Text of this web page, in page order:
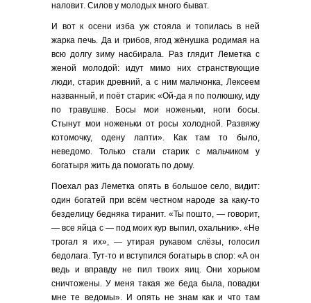
наловит. Силов у молодых много быват.
И вот к осени изба уж стояла и топилась в ней
жарка печь. Да и грибов, ягод жёнушка родимая на
всю долгу зиму насбирала. Раз глядит Леметка с
женой молодой: идут мимо них странствующие
люди, старик древний, а с ним мальчонка, Лексеем
названный, и поёт старик: «Ой-да я по полюшку, иду
по травушке. Босы мои ноженьки, ноги босы.
Стынут мои ноженьки от росы холодной. Развяжу
котомочку, одену лапти». Как там то было,
неведомо. Только стали старик с мальчиком у
богатыря жить да помогать по дому.
Поехал раз Леметка опять в большое село, видит:
один богатей при всём честном народе за каку-то
безделицу бедняка тиранит. «Ты пошто, — говорит,
— все яйца с — под моих кур выпил, охальник». «Не
трогал я их», — утирая рукавом слёзы, голосил
бедолага. Тут-то и вступился богатырь в спор: «А он
ведь и вправду не пил твоих яиц. Они хорьком
сничтожены. У меня такая же беда была, повадки
мне те ведомы». И опять не знам как и что там